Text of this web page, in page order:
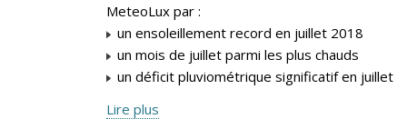
MeteoLux par :
un ensoleillement record en juillet 2018
un mois de juillet parmi les plus chauds
un déficit pluviométrique significatif en juillet
Lire plus